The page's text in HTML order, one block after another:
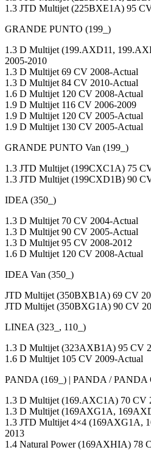
1.3 JTD Multijet (225BXE1A) 95
GRANDE PUNTO (199_)
1.3 D Multijet (199.AXD11,
2005-2010
1.3 D Multijet 69 CV 2008-Actual
1.3 D Multijet 84 CV 2010-Actual
1.6 D Multijet 120 CV 2008-Actual
1.9 D Multijet 116 CV 2006-2009
1.9 D Multijet 120 CV 2005-Actual
1.9 D Multijet 130 CV 2005-Actual
GRANDE PUNTO Van (199_)
1.3 JTD Multijet (199CXC1A) 75
1.3 JTD Multijet (199CXD1B) 90
IDEA (350_)
1.3 D Multijet 70 CV 2004-Actual
1.3 D Multijet 90 CV 2005-Actual
1.3 D Multijet 95 CV 2008-2012
1.6 D Multijet 120 CV 2008-Actual
IDEA Van (350_)
JTD Multijet (350BXB1A) 69 CV
JTD Multijet (350BXG1A) 90 CV
LINEA (323_, 110_)
1.3 D Multijet (323AXB1A) 95 CV
1.6 D Multijet 105 CV 2009-Actual
PANDA (169_) | PANDA / PANDA
1.3 D Multijet (169.AXC1A) 70 CV
1.3 D Multijet (169AXG1A,
1.3 JTD Multijet 4×4 (169AXG1A,
2013
1.4 Natural Power (169AXHIA) 78